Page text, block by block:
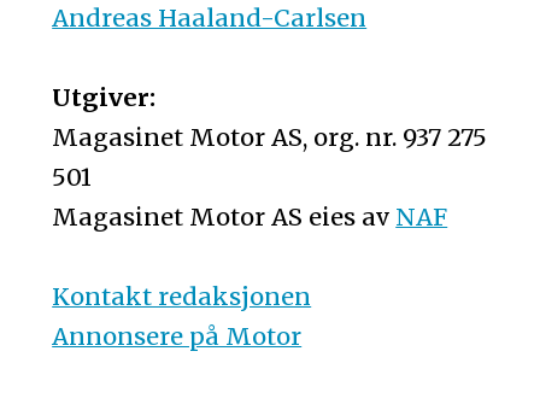
Andreas Haaland-Carlsen
Utgiver:
Magasinet Motor AS, org. nr. 937 275
501
Magasinet Motor AS eies av NAF
Kontakt redaksjonen
Annonsere på Motor